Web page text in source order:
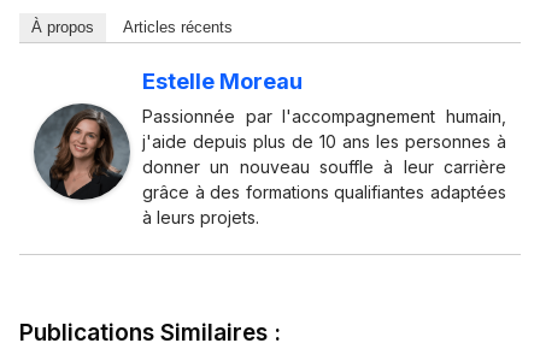
À propos Articles récents
Estelle Moreau
Passionnée par l'accompagnement humain,
j'aide depuis plus de 10 ans les personnes à
donner un nouveau souffle à leur carrière
grâce à des formations qualifiantes adaptées
à leurs projets.
Publications Similaires :